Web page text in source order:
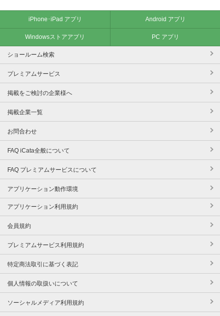
iPhone･iPad アプリ Android アプリ
Windowsストアアプリ PC アプリ
ショールーム検索
プレミアムサービス
掲載をご検討の企業様へ
掲載企業一覧
お問合わせ
FAQ iCata全般について
FAQ プレミアムサービスについて
アプリケーション動作環境
アプリケーション利用規約
会員規約
プレミアムサービス利用規約
特定商法取引に基づく表記
個人情報の取扱いについて
ソーシャルメディア利用規約